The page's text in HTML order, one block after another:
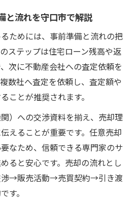
族の負担軽減につながるポイ
ける任意売却の進め方解説
売却を安全に進める手順と流
行をスムーズにする守口市の
要な守口市の現地調査と書類
産会社を活用した任意売却サ
と流れを守口市で解説
ためには、事前準備と流れの把
ステップは住宅ローン残高や返
次に不動産会社への査定依頼を
数社へ査定を依頼し、査定額や
ことが推奨されます。
）への交渉資料を揃え、売却理
えることが重要です。任意売却
なため、信頼できる専門家のサ
ると安心です。売却の流れとし
→販売活動→売買契約→引き渡
す。